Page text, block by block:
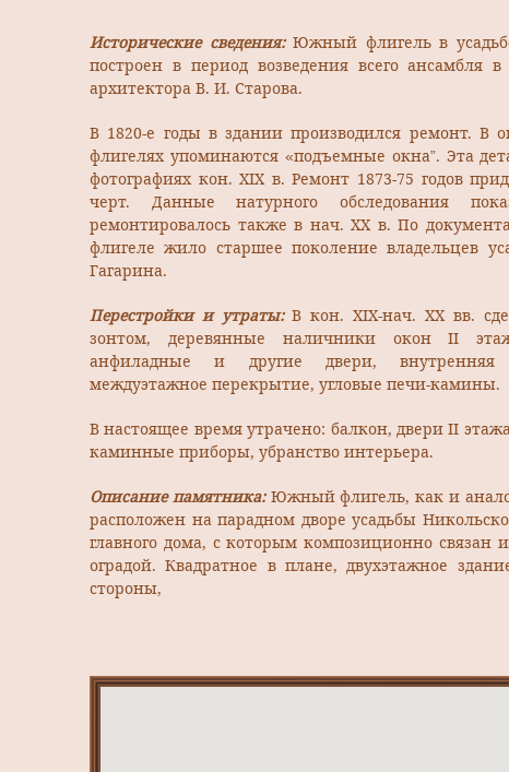
Исторические сведения: Южный флигель в
построен в период возведения всего ансамбля в
архитектора В. И. Старова.
В 1820-е годы в здании производился ремонт. В
флигелях упоминаются «подъемные окна”. Эта
фотографиях кон. XIX в. Ремонт 1873-75 годов
черт. Данные натурного обследования
ремонтировалось также в нач. XX в. По
флигеле жило старшее поколение владельцев
Гагарина.
Перестройки и утраты:В кон. ХIХ-нач. ХХ вв.
зонтом, деревянные наличники окон II
анфиладные и другие двери, внутренняя
междуэтажное перекрытие, угловые печи-камины.
В настоящее время утрачено: балкон, двери II
каминные приборы, убранство интерьера.
Описание памятника: Южный флигель, как и
расположен на парадном дворе усадьбы
главного дома, с которым композиционно связан
оградой. Квадратное в плане, двухэтажное
стороны,